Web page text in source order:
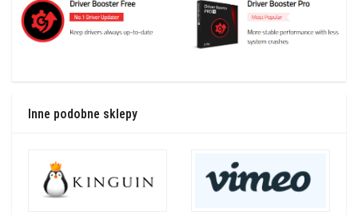
Inne podobne sklepy